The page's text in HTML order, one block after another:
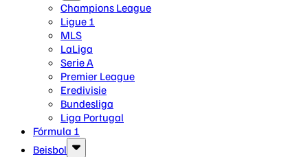
Champions League
Ligue 1
MLS
LaLiga
Serie A
Premier League
Eredivisie
Bundesliga
Liga Portugal
Fórmula 1
Beisbol